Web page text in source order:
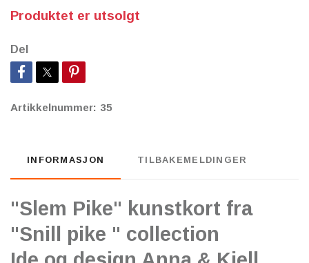
Produktet er utsolgt
Del
Artikkelnummer: 35
INFORMASJON TILBAKEMELDINGER
"Slem Pike" kunstkort fra
"Snill pike " collection